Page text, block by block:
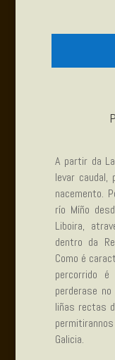
A partir da
levar
nacemento.
río Míño
Liboira,
dentro da
Como é
percorrido
perderase
liñas rectas
Galicia.